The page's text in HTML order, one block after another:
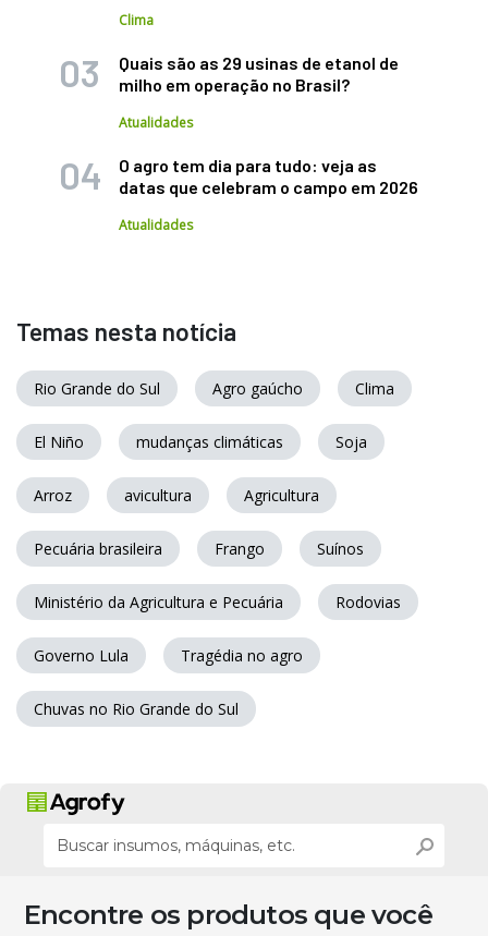
Clima
Quais são as 29 usinas de etanol de
milho em operação no Brasil?
Atualidades
O agro tem dia para tudo: veja as
datas que celebram o campo em 2026
Atualidades
Temas nesta notícia
Rio Grande do Sul Agro gaúcho Clima
El Niño mudanças climáticas Soja
Arroz avicultura Agricultura
Pecuária brasileira Frango Suínos
Ministério da Agricultura e Pecuária Rodovias
Governo Lula Tragédia no agro
Chuvas no Rio Grande do Sul
Encontre os produtos que você